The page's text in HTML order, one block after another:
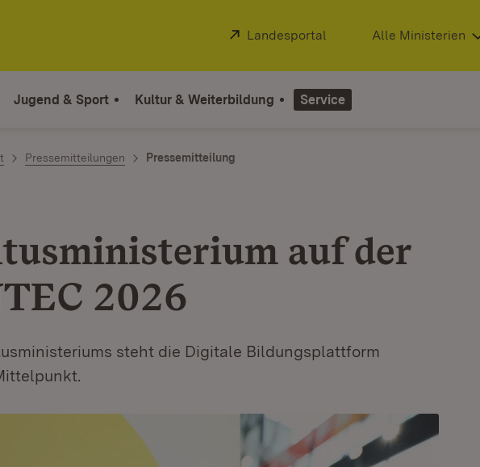
Extern:
Landesportal (Öffnet in neuem Fenster)
Alle Ministerien
Jugend & Sport Kultur & Weiterbildung Service
Pressemitteilungen Pressemitteilung
auf der
2026
steht die Digitale Bildungsplattform